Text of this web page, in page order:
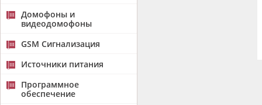
Домофоны и
видеодомофоны
GSM Сигнализация
Источники питания
Программное
обеспечение